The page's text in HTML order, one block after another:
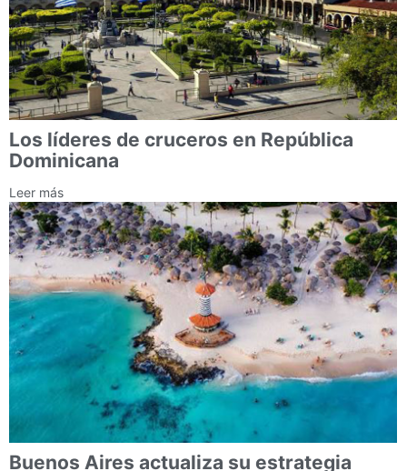
Los líderes de cruceros en República
Dominicana
Leer más
Buenos Aires actualiza su estrategia